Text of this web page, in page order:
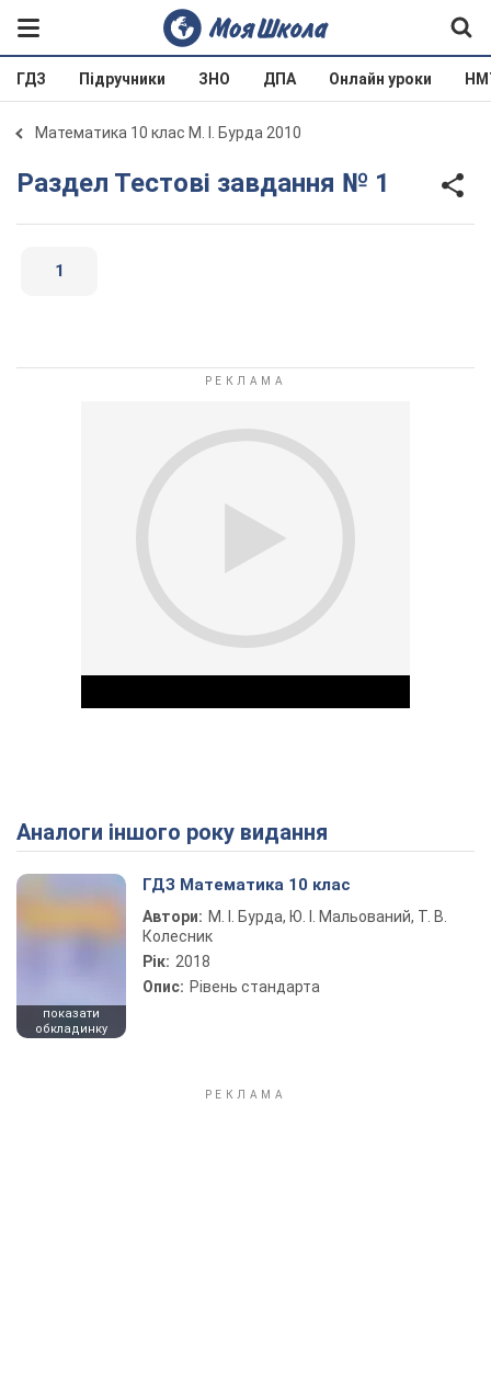
ГДЗ Підручники ЗНО ДПА Онлайн уроки
Математика 10 клас М. І. Бурда 2010
Раздел Тестові завдання № 1
1
Play Video
Аналоги іншого року видання
показати
обкладинку
ГДЗ Математика 10 клас
Автори: М. І. Бурда, Ю. І. Мальований, Т. В.
Колесник
Рік: 2018
Опис: Рівень стандарта